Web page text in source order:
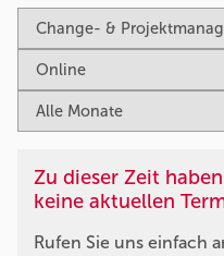
Zu dieser Zeit
keine aktuellen
Rufen Sie uns einfach